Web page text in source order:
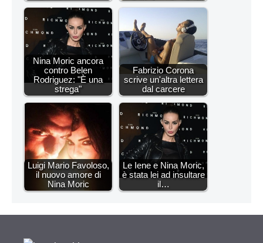
Nina Moric ancora
contro Belen
Rodriguez: "È una
strega"
Fabrizio Corona
scrive un'altra lettera
dal carcere
Luigi Mario Favoloso,
il nuovo amore di
Nina Moric
Le Iene e Nina Moric,
è stata lei ad insultare
il…